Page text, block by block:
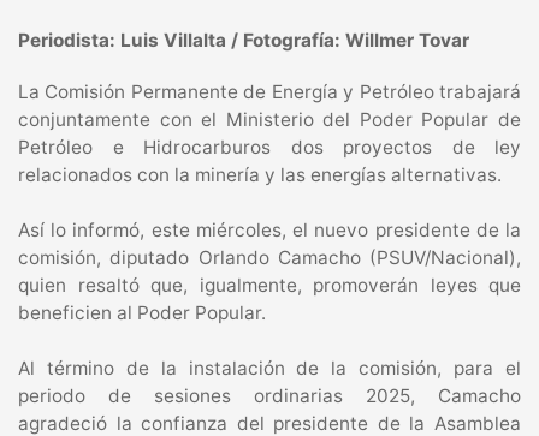
Periodista: Luis Villalta / Fotografía: Willmer Tovar
La Comisión Permanente de Energía y Petróleo trabajará
conjuntamente con el Ministerio del Poder Popular de
Petróleo e Hidrocarburos dos proyectos de ley
relacionados con la minería y las energías alternativas.
Así lo informó, este miércoles, el nuevo presidente de la
comisión, diputado Orlando Camacho (PSUV/Nacional),
quien resaltó que, igualmente, promoverán leyes que
beneficien al Poder Popular.
Al término de la instalación de la comisión, para el
periodo de sesiones ordinarias 2025, Camacho
agradeció la confianza del presidente de la Asamblea